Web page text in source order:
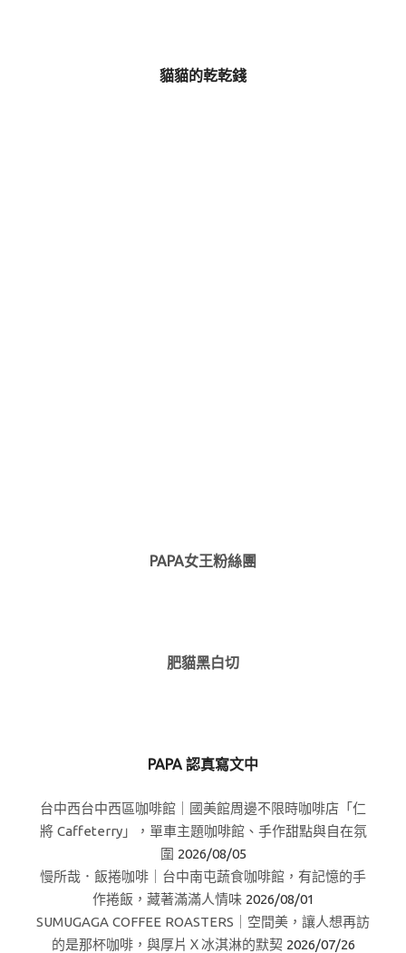
貓貓的乾乾錢
PAPA女王粉絲團
肥貓黑白切
PAPA 認真寫文中
台中西台中西區咖啡館｜國美館周邊不限時咖啡店「仁
將 Caffeterry」，單車主題咖啡館、手作甜點與自在氛
圍 2026/08/05
慢所哉．飯捲咖啡｜台中南屯蔬食咖啡館，有記憶的手
作捲飯，藏著滿滿人情味 2026/08/01
SUMUGAGA COFFEE ROASTERS｜空間美，讓人想再訪
的是那杯咖啡，與厚片Ｘ冰淇淋的默契 2026/07/26